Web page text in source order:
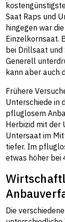
Saat Raps und
hingegen war
Einzelkornsaat.
bei Drillsaat
Generell
kann aber auch
Frühere
Unterschiede in
pfluglosem
Herbizid mit der
Untersaat im
tiefer. Im
etwas höher bei
Die